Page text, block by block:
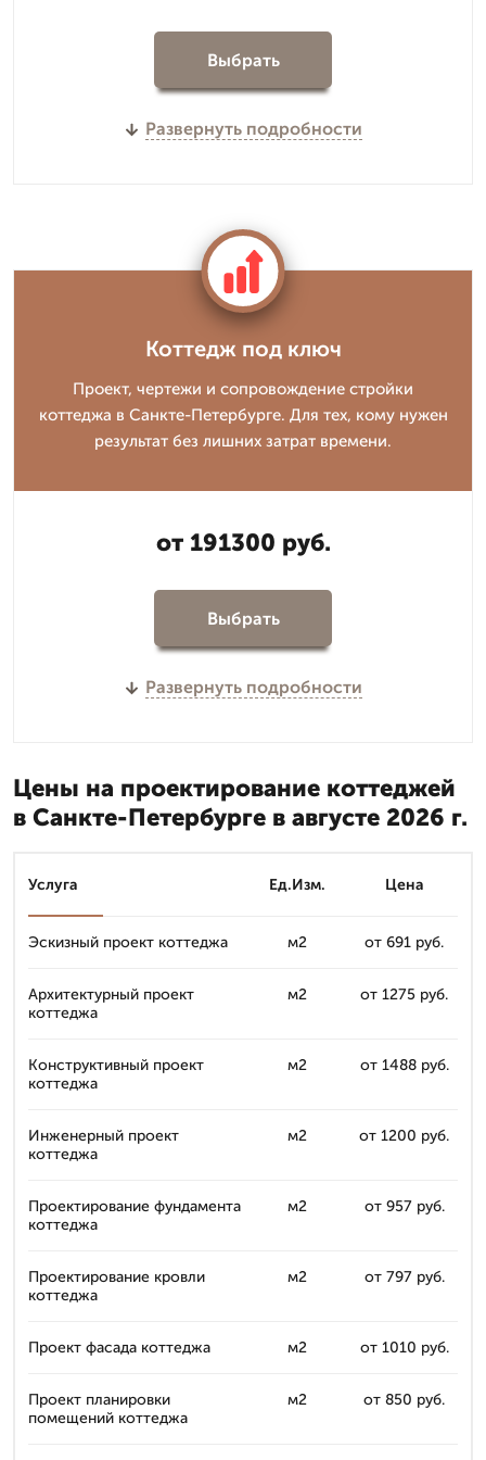
Выбрать
Развернуть подробности
Коттедж под ключ
Проект, чертежи и сопровождение стройки
коттеджа в Санкте-Петербурге. Для тех, кому нужен
результат без лишних затрат времени.
от 191300 руб.
Выбрать
Развернуть подробности
Цены на проектирование коттеджей
в Санкте-Петербурге в августе 2026 г.
Услуга Ед.Изм. Цена
Эскизный проект коттеджа м2 от 691 руб.
Архитектурный проект
коттеджа
м2 от 1275 руб.
Конструктивный проект
коттеджа
м2 от 1488 руб.
Инженерный проект
коттеджа
м2 от 1200 руб.
Проектирование фундамента
коттеджа
м2 от 957 руб.
Проектирование кровли
коттеджа
м2 от 797 руб.
Проект фасада коттеджа м2 от 1010 руб.
Проект планировки
помещений коттеджа
м2 от 850 руб.